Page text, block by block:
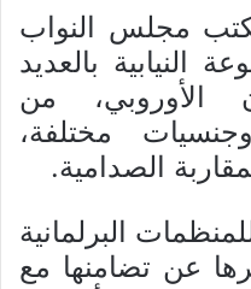
مجلس النواب
النيابية بالعديد
الأوروبي، من
مختلفة،
الصدامية.
البرلمانية
عن تضامنها مع